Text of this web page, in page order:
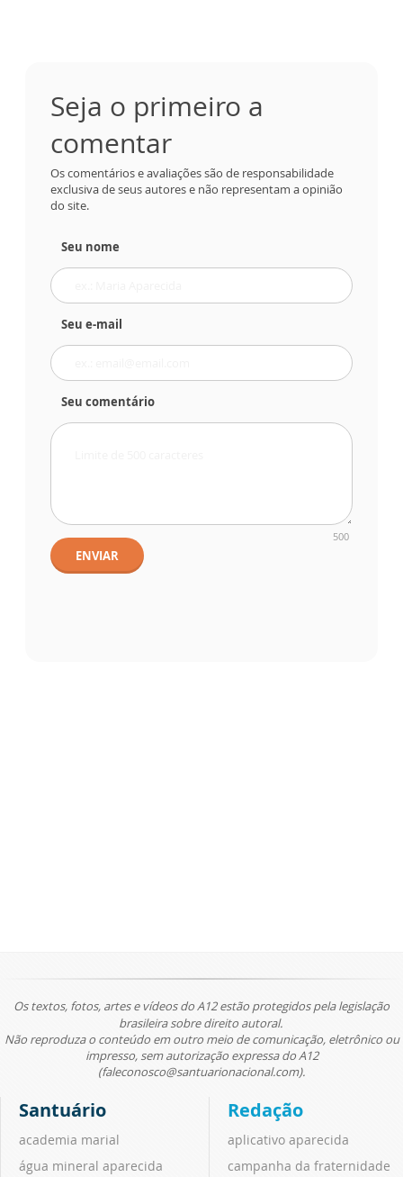
Seja o primeiro a
comentar
Os comentários e avaliações são de responsabilidade
exclusiva de seus autores e não representam a opinião
do site.
Seu nome
Seu e-mail
Seu comentário
500
ENVIAR
Os textos, fotos, artes e vídeos do A12 estão protegidos pela legislação
brasileira sobre direito autoral.
Não reproduza o conteúdo em outro meio de comunicação, eletrônico ou
impresso, sem autorização expressa do A12
(faleconosco@santuarionacional.com).
Santuário
academia marial
água mineral aparecida
Redação
aplicativo aparecida
campanha da fraternidade